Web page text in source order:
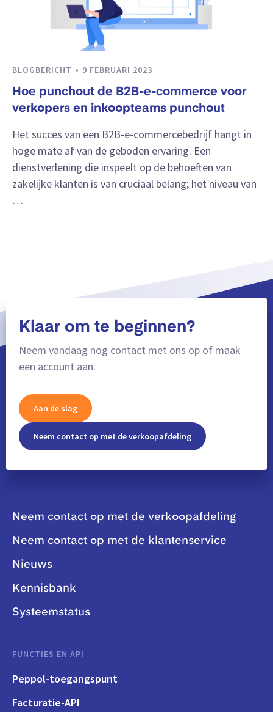
BLOGBERICHT 9 FEBRUARI 2023
Hoe punchout de B2B-e-commerce voor
verkopers en inkoopteams punchout
Het succes van een B2B-e-commercebedrijf hangt in
hoge mate af van de geboden ervaring. Een
dienstverlening die inspeelt op de behoeften van
zakelijke klanten is van cruciaal belang; het niveau van
…
Klaar om te beginnen?
Neem vandaag nog contact met ons op of maak
een account aan.
Aan de slag
Neem contact op met de verkoopafdeling
Neem contact op met de verkoopafdeling
Neem contact op met de klantenservice
Nieuws
Kennisbank
Systeemstatus
FUNCTIES EN API
Peppol-toegangspunt
Facturatie-API